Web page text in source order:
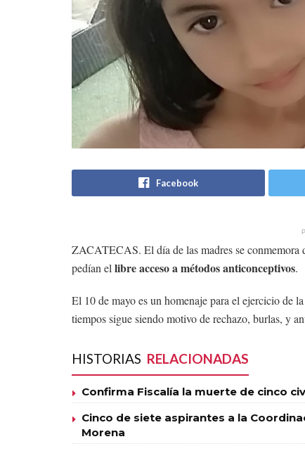
Facebook
ZACATECAS. El día de las madres se conmemora
pedían el libre acceso a métodos anticonceptivos.
El 10 de mayo es un homenaje para el ejercicio de
tiempos sigue siendo motivo de rechazo, burlas, y
HISTORIAS RELACIONADAS
Confirma Fiscalía la muerte de cinco
Cinco de siete aspirantes a la
Morena